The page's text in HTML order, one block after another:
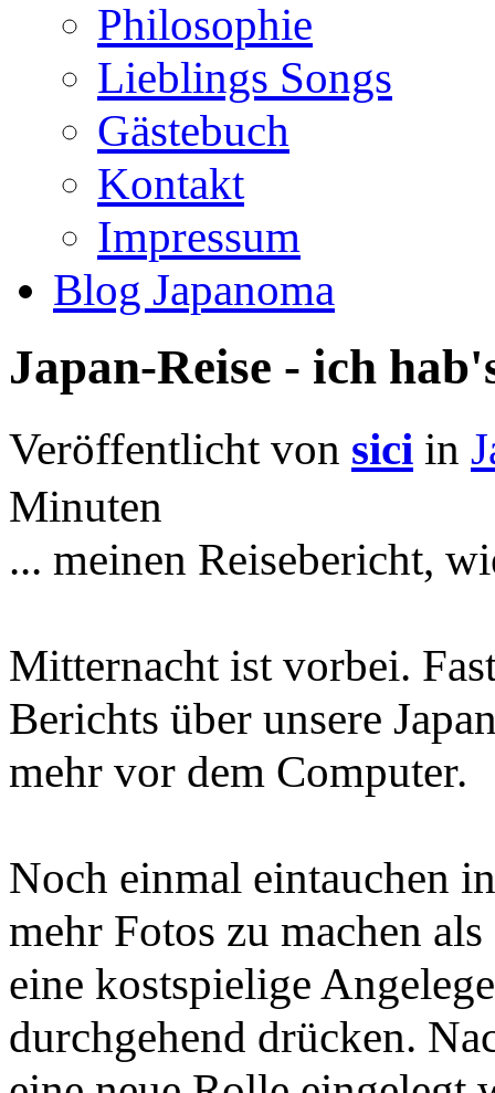
Philosophie
Lieblings Songs
Gästebuch
Kontakt
Impressum
Blog Japanoma
Japan-Reise - ich
Veröffentlicht von sici in
Minuten
... meinen Reisebericht,
Mitternacht ist vorbei.
Berichts über unsere
mehr vor dem Computer.
Noch einmal eintauchen
mehr Fotos zu machen
eine kostspielige
durchgehend drücken.